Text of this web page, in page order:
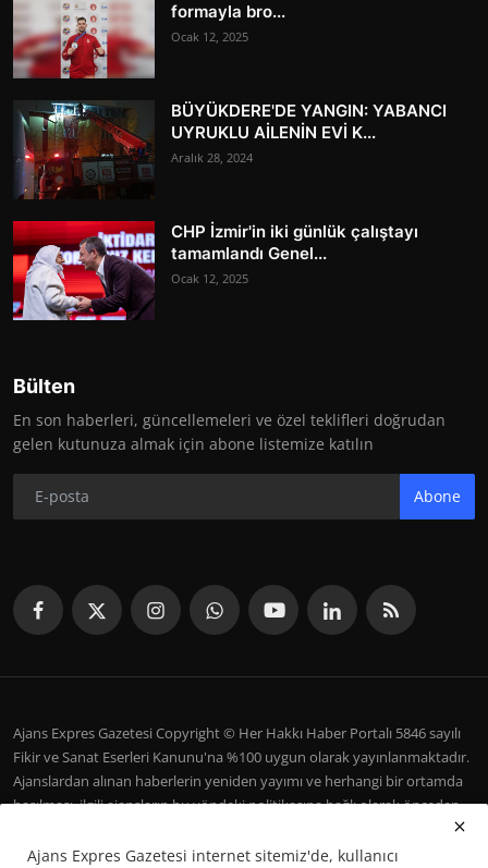
formayla bro...
Ocak 12, 2025
BÜYÜKDERE'DE YANGIN: YABANCI
UYRUKLU AİLENİN EVİ K...
Aralık 28, 2024
CHP İzmir'in iki günlük çalıştayı
tamamlandı Genel...
Ocak 12, 2025
Bülten
En son haberleri, güncellemeleri ve özel teklifleri doğrudan
gelen kutunuza almak için abone listemize katılın
Abone
Ajans Expres Gazetesi Copyright © Her Hakkı Haber Portalı 5846 sayılı
Fikir ve Sanat Eserleri Kanunu'na %100 uygun olarak yayınlanmaktadır.
Ajanslardan alınan haberlerin yeniden yayımı ve herhangi bir ortamda
basılması, ilgili ajansların bu yöndeki politikasına bağlı olarak önceden
Ajans Expres Gazetesi internet sitemiz'de, kullanıcı